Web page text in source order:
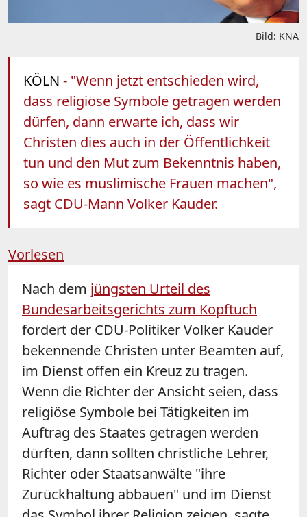
Bild: KNA
KÖLN - "Wenn jetzt entschieden wird,
dass religiöse Symbole getragen werden
dürfen, dann erwarte ich, dass wir
Christen dies auch in der Öffentlichkeit
tun und den Mut zum Bekenntnis haben,
so wie es muslimische Frauen machen",
sagt CDU-Mann Volker Kauder.
Vorlesen
Nach dem jüngsten Urteil des
Bundesarbeitsgerichts zum Kopftuch
fordert der CDU-Politiker Volker Kauder
bekennende Christen unter Beamten auf,
im Dienst offen ein Kreuz zu tragen.
Wenn die Richter der Ansicht seien, dass
religiöse Symbole bei Tätigkeiten im
Auftrag des Staates getragen werden
dürften, dann sollten christliche Lehrer,
Richter oder Staatsanwälte "ihre
Zurückhaltung abbauen" und im Dienst